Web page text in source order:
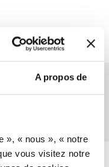
A propos de
», « nous », « notre
vous visitez notre